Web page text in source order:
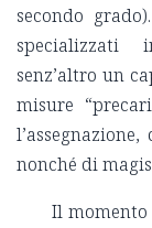
secondo
specializzati
senz’altro un
misure
nonché di
Il